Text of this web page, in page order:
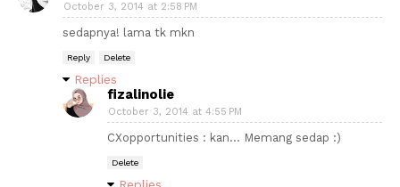
October 3, 2014 at 2:58 PM
sedapnya! lama tk mkn
Reply Delete
Replies
fizalinolie
October 3, 2014 at 4:55 PM
CXopportunities : kan... Memang sedap :)
Delete